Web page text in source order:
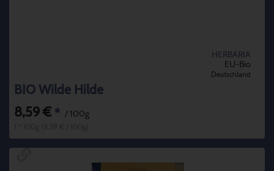
HERBARIA
EU-Bio
Deutschland
BIO Wilde Hilde
8,59 € * / 100g